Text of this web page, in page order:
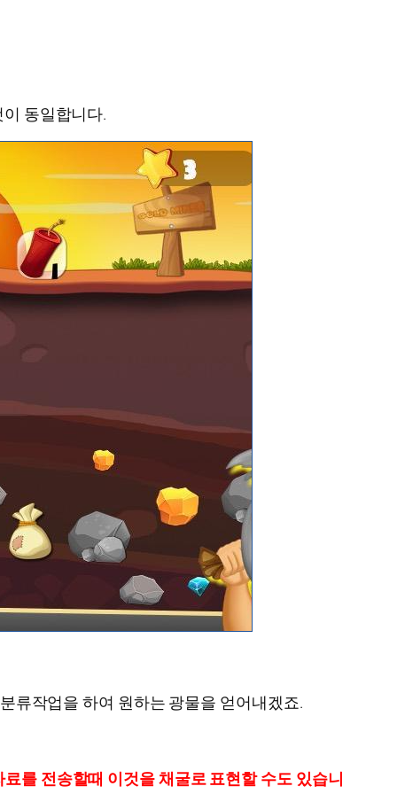
동일합니다.
류작업을 하여 원하는 광물을 얻어내겠죠.
를 전송할때 이것을 채굴로 표현할 수도 있습니